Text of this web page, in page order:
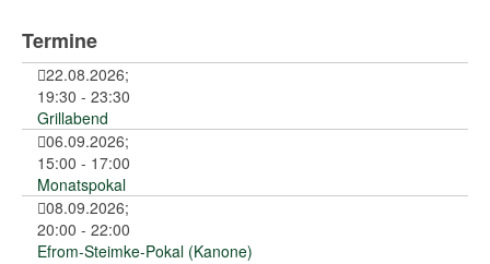
Termine
22.08.2026;
19:30 - 23:30
Grillabend
06.09.2026;
15:00 - 17:00
Monatspokal
08.09.2026;
20:00 - 22:00
Efrom-Steimke-Pokal (Kanone)